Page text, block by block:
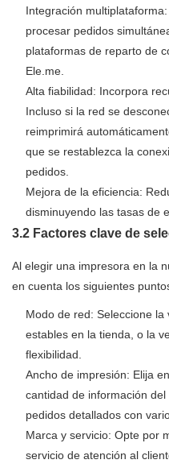
Integración
procesar pedidos
plataformas de reparto de
Ele.me.
Alta fiabilidad: Incorpora
Incluso si la red se
reimprimirá
que se restablezca la
pedidos.
Mejora de la eficiencia:
disminuyendo las tasas de
3.2 Factores clave de
Al elegir una impresora en la
en cuenta los siguientes
Modo de red: Seleccione
estables en la tienda, o la
flexibilidad.
Ancho de impresión: Elija
cantidad de información
pedidos detallados con
Marca y servicio: Opte por
servicio de atención al